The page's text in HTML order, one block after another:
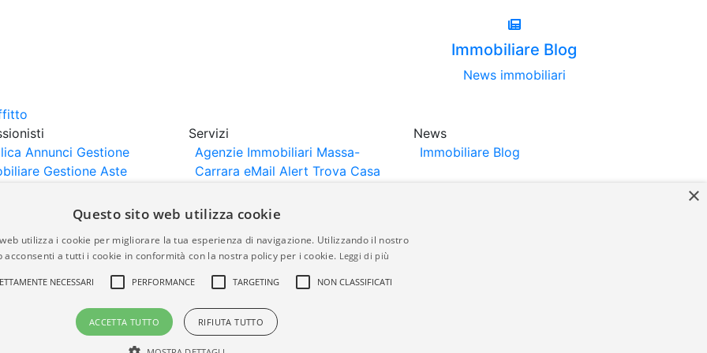
Immobiliare Blog
News immobiliari
Annunci Gestione
Gestione Aste
Importazione
Servizi
Agenzie Immobiliari Massa-
Carrara eMail Alert Trova Casa
News
Immobiliare Blog
italia.it vengono pubblicati da agenzie immobiliari e costruttori. La pubblicazione degli annunci
della correttezza, della completezza, della normativa in materia di privacy e/o di alcun altro
×
Questo sito web utilizza cookie
utilizza i cookie per migliorare la tua esperienza di navigazione. Utilizzando il nostro
acconsenti a tutti i cookie in conformità con la nostra policy per i cookie. Leggi di più
NECESSARI PERFORMANCE TARGETING NON CLASSIFICATI
ACCETTA TUTTO RIFIUTA TUTTO